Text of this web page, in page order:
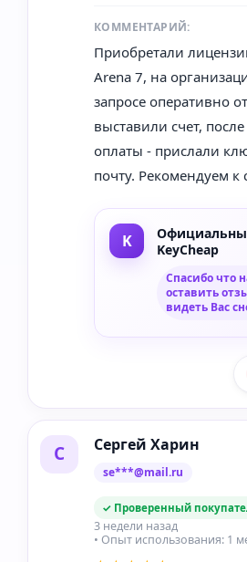
КОММЕНТАРИЙ:
Приобретали
Arena 7, на
запросе оперативно
выставили счет,
оплаты - прислали
почту. Рекомендуем к
KeyCheap
Спасибо что
оставить
видеть Вас
С Сергей Харин
se***@mail.ru
✓ Проверенный
3 недели назад
• Опыт использования: 1